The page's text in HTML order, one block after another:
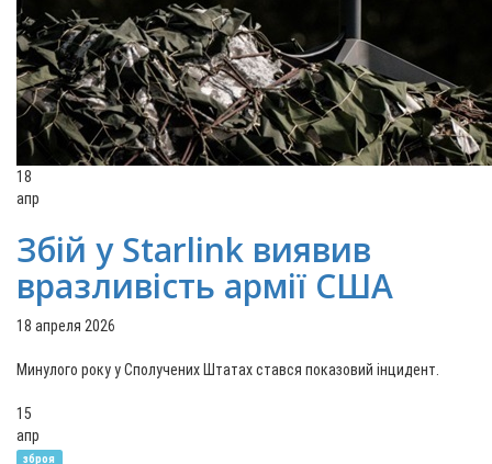
18
апр
Збій у Starlink виявив
вразливість армії США
18 апреля 2026
Минулого року у Сполучених Штатах стався показовий інцидент.
15
апр
зброя